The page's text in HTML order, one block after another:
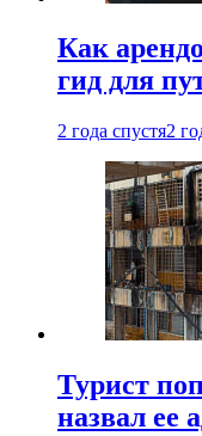
Как
гид для
2 года спустя2
Турист
назвал ее